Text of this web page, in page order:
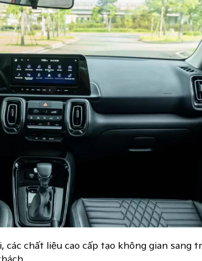
chất liệu cao cấp tạo không gian sang